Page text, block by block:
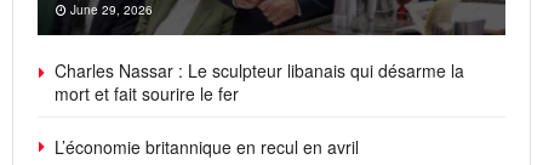
June 29, 2026
Charles Nassar : Le sculpteur libanais qui désarme la
mort et fait sourire le fer
L’économie britannique en recul en avril